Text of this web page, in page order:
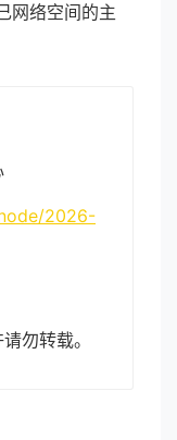
网络空间的主
2026-
勿转载。